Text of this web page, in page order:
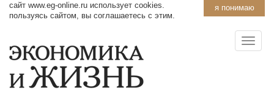
я понимаю
сайт www.eg-online.ru использует cookies.
пользуясь сайтом, вы соглашаетесь с этим.